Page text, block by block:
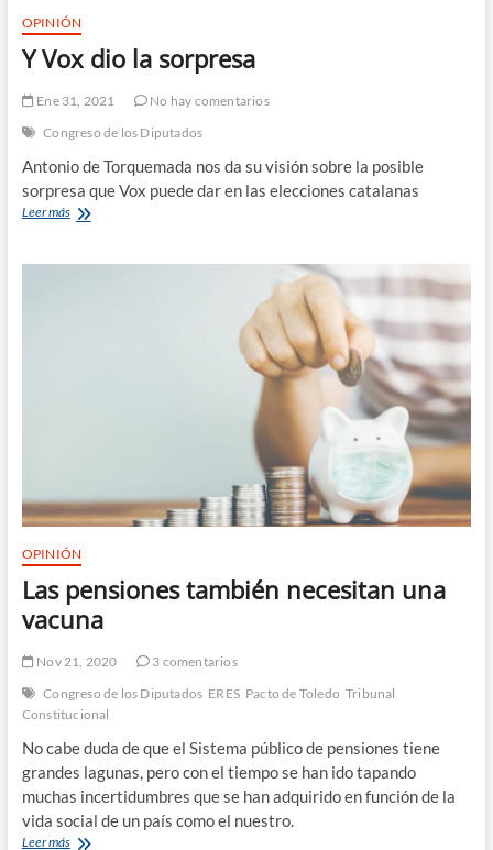
OPINIÓN
Y Vox dio la sorpresa
Ene 31, 2021
No hay comentarios
Congreso de los Diputados
Antonio de Torquemada nos da su visión sobre la posible
sorpresa que Vox puede dar en las elecciones catalanas
Leer másY
OPINIÓN
Las pensiones también necesitan una
vacuna
Nov 21, 2020
3 comentarios
Congreso de los Diputados ERES Pacto de Toledo Tribunal
Constitucional
No cabe duda de que el Sistema público de pensiones tiene
grandes lagunas, pero con el tiempo se han ido tapando
muchas incertidumbres que se han adquirido en función de la
vida social de un país como el nuestro.
Leer másLas